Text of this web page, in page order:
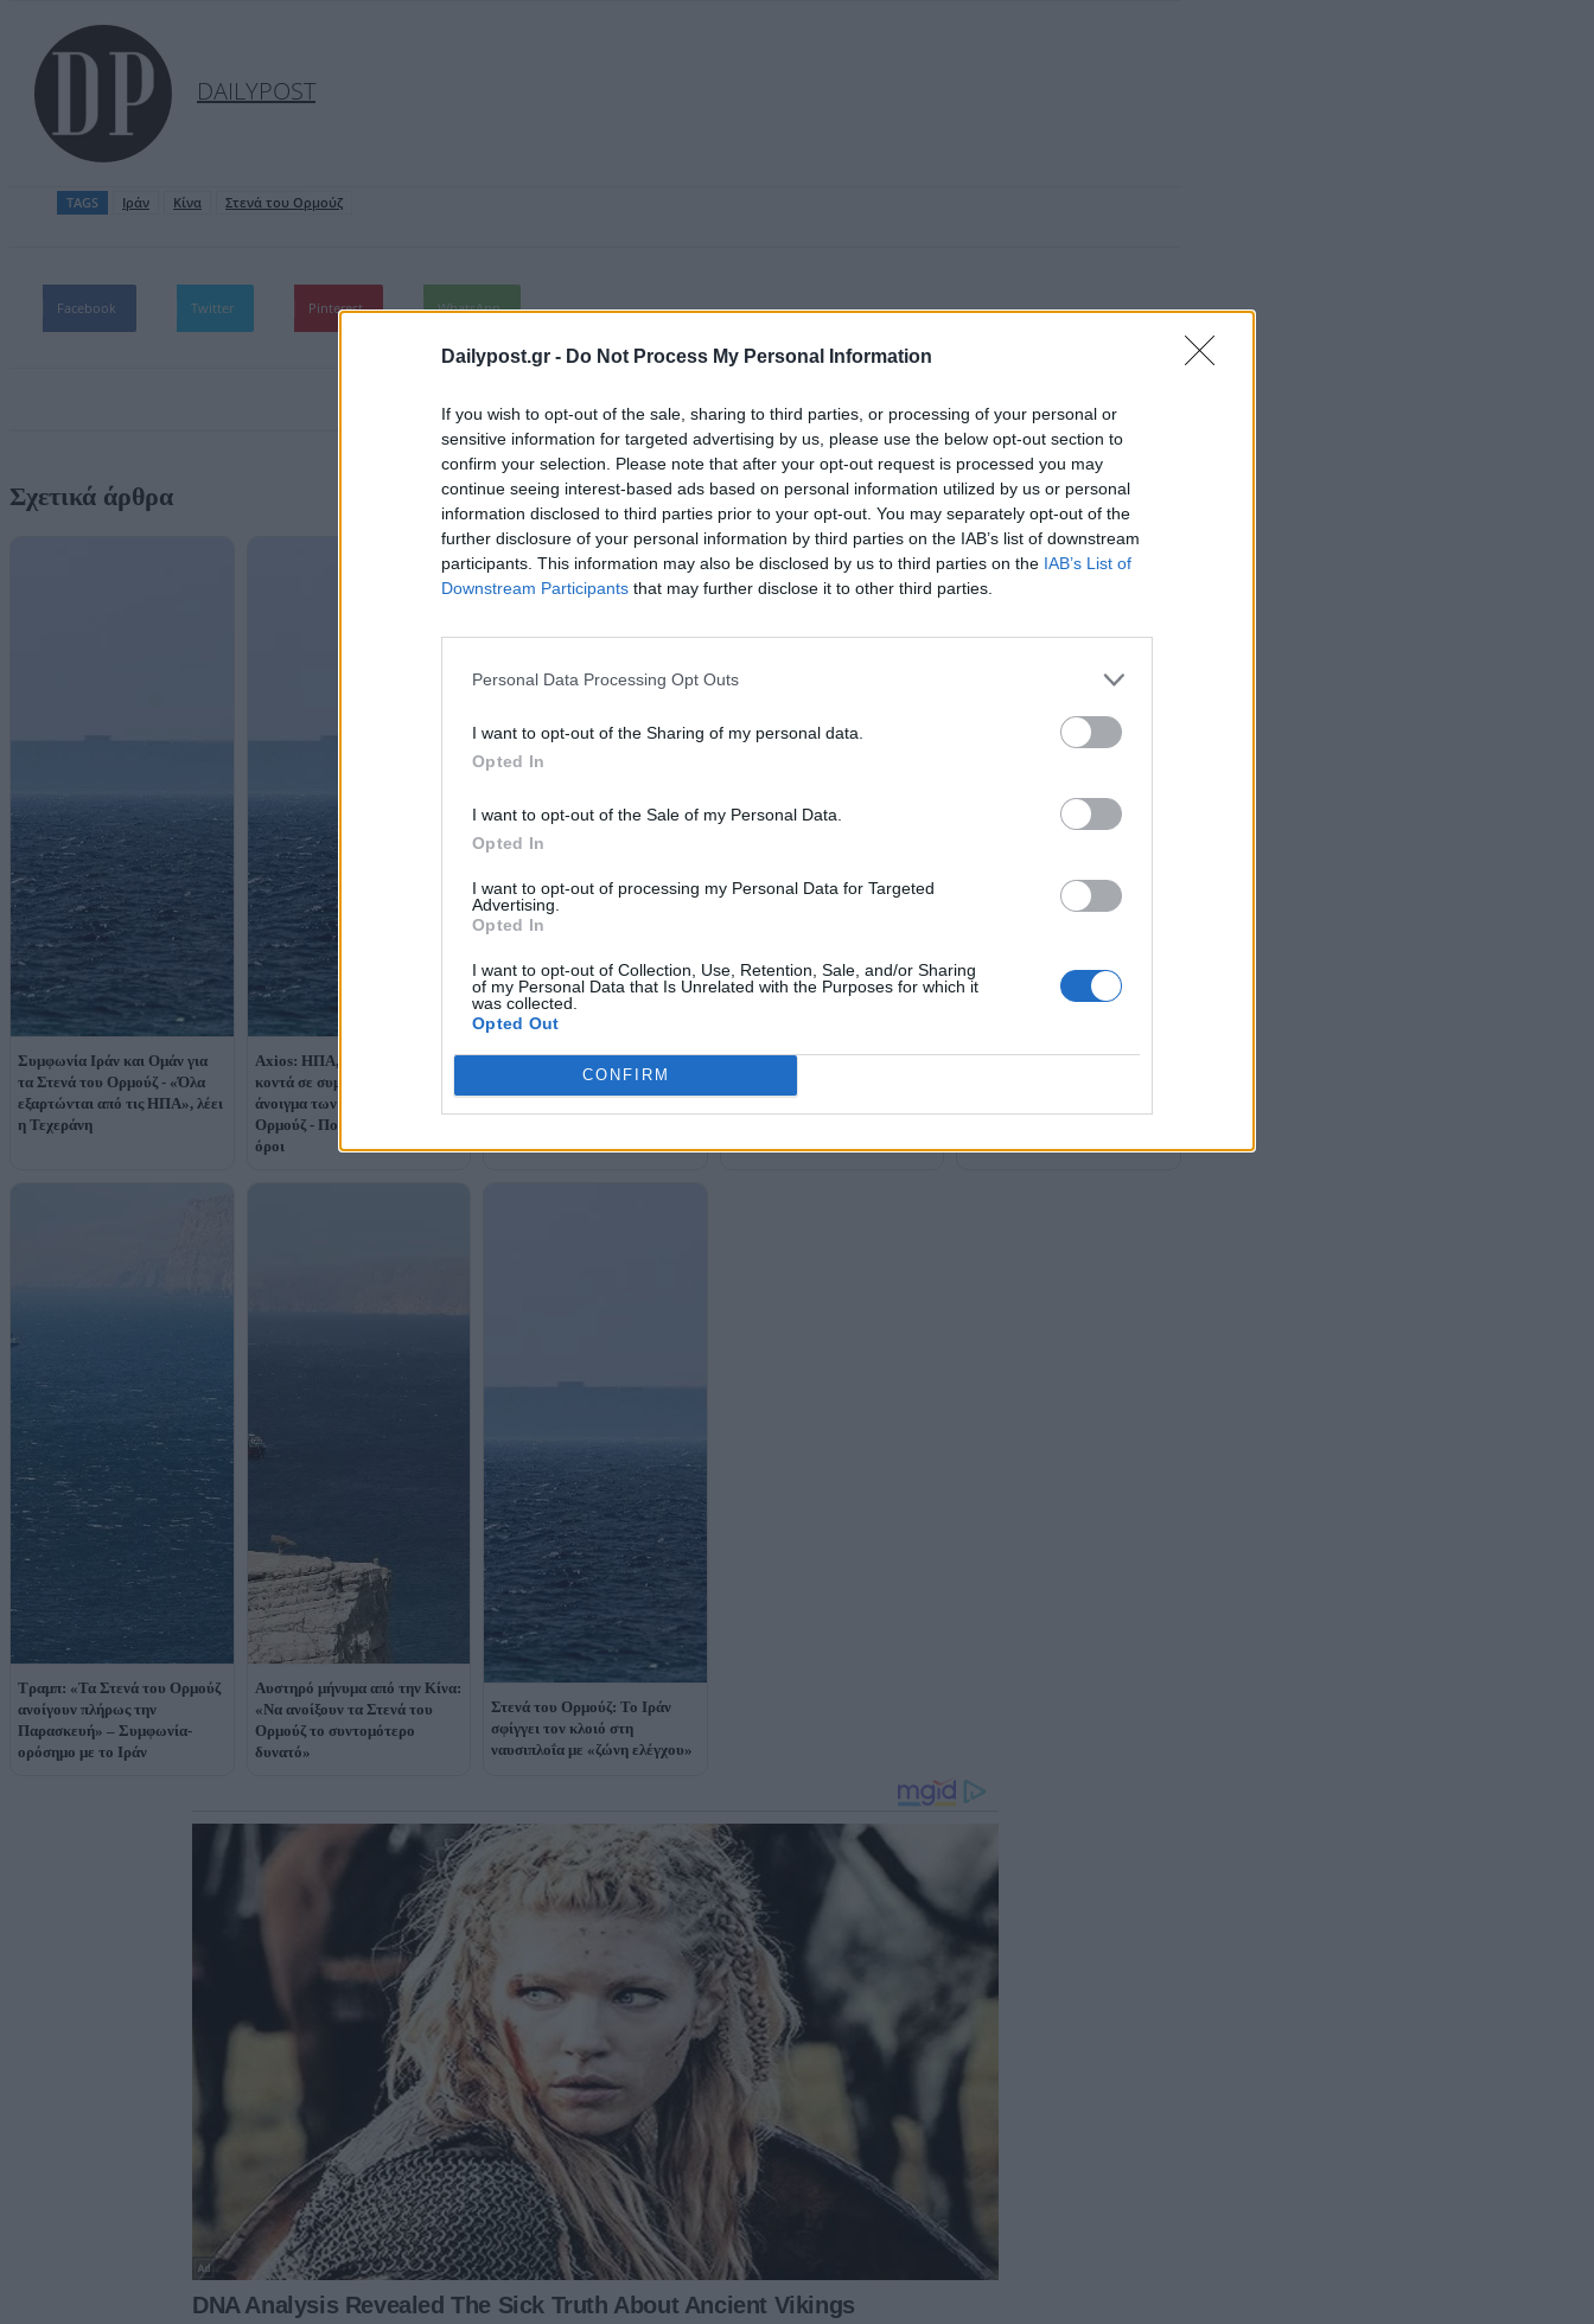
Dailypost.gr - Do Not Process My Personal Information
If you wish to opt-out of the sale, sharing to third parties, or processing of your personal or
sensitive information for targeted advertising by us, please use the below opt-out section to
confirm your selection. Please note that after your opt-out request is processed you may
continue seeing interest-based ads based on personal information utilized by us or personal
information disclosed to third parties prior to your opt-out. You may separately opt-out of the
further disclosure of your personal information by third parties on the IAB’s list of downstream
participants. This information may also be disclosed by us to third parties on the IAB’s List of
Downstream Participants that may further disclose it to other third parties.
Personal Data Processing Opt Outs
I want to opt-out of the Sharing of my personal data.
Opted In
I want to opt-out of the Sale of my Personal Data.
Opted In
I want to opt-out of processing my Personal Data for Targeted
Advertising.
Opted In
I want to opt-out of Collection, Use, Retention, Sale, and/or Sharing
of my Personal Data that Is Unrelated with the Purposes for which it
was collected.
Opted Out
CONFIRM
DAILYPOST
TAGS Ιράν Κίνα Στενά του Ορμούζ
Facebook Twitter Pinterest WhatsApp
Σχετικά άρθρα
Συμφωνία Ιράν και Ομάν για
τα Στενά του Ορμούζ - «Όλα
εξαρτώνται από τις ΗΠΑ», λέει
η Τεχεράνη
Axios: ΗΠΑ, Ιράν και Ομάν
κοντά σε συμφωνία για το
άνοιγμα των Στενών του
Ορμούζ - Ποιοι είναι οι βασικοί
όροι
Ορμούζ - «Τέλη υπηρεσιών»
Μέση Ανατολή: Πώς ο πόλεμος
Τραμπ: «Τα Στενά του Ορμούζ
ανοίγουν πλήρως την
Παρασκευή» – Συμφωνία-
ορόσημο με το Ιράν
Αυστηρό μήνυμα από την Κίνα:
«Να ανοίξουν τα Στενά του
Ορμούζ το συντομότερο
δυνατό»
Στενά του Ορμούζ: Το Ιράν
σφίγγει τον κλοιό στη
ναυσιπλοΐα με «ζώνη ελέγχου»